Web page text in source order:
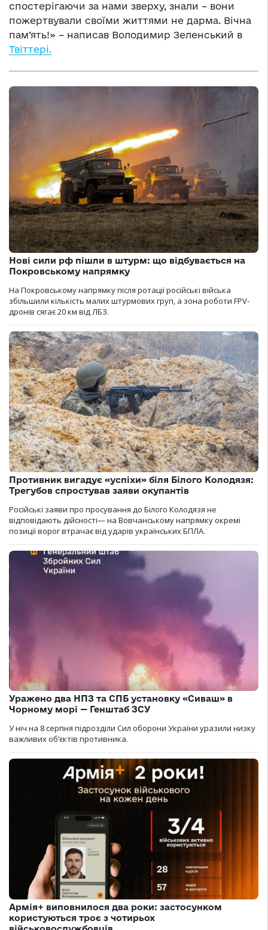
спостерігаючи за нами зверху, знали – вони
пожертвували своїми життями не дарма. Вічна
пам’ять!» – написав Володимир Зеленський в
Твіттері.
Нові сили рф пішли в штурм: що відбувається на
Покровському напрямку
На Покровському напрямку після ротації російські війська
збільшили кількість малих штурмових груп, а зона роботи FPV-
дронів сягає 20 км від ЛБЗ.
Противник вигадує «успіхи» біля Білого Колодязя:
Трегубов спростував заяви окупантів
Російські заяви про просування до Білого Колодязя не
відповідають дійсності— на Вовчанському напрямку окремі
позиції ворог втрачає від ударів українських БПЛА.
Уражено два НПЗ та СПБ установку «Сиваш» в
Чорному морі — Генштаб ЗСУ
У ніч на 8 серпня підрозділи Сил оборони України уразили низку
важливих об’єктів противника.
Армія+ виповнилося два роки: застосунком
користуються троє з чотирьох